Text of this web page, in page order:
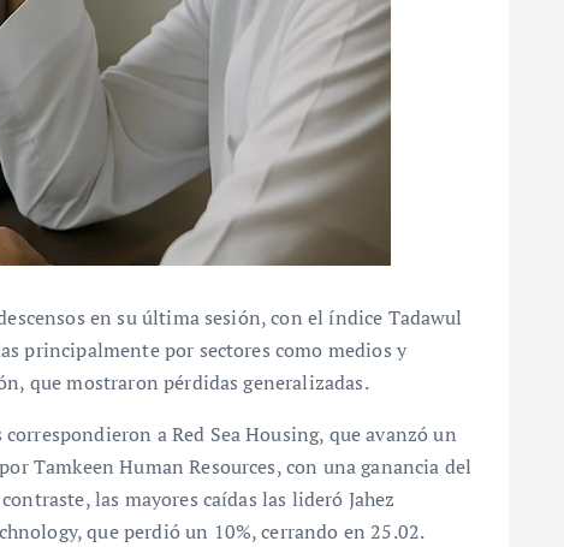
en su última sesión, con el índice Tadawul
principalmente por sectores como medios y
que mostraron pérdidas generalizadas.
a Red Sea Housing, que avanzó un
Tamkeen Human Resources, con una ganancia del
las mayores caídas las lideró Jahez
que perdió un 10%, cerrando en 25.02.